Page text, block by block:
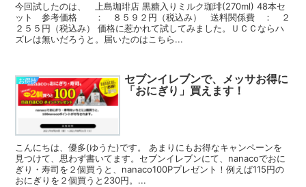
今回試したのは、 上島珈琲店 黒糖入りミルク珈琲(270ml) 48本セ
ット 参考価格 ： ８５９２円（税込み） 送料関係費 ： ２
２５５円（税込み） 価格に惹かれて試してみました。ＵＣＣならハ
ズレは無いだろうと。届いたのはこちら...
お得技
セブンイレブンで、メッサお得に
「おにぎり」買えます！
こんにちは、優多(ゆうた)です。 あまりにもお得なキャンペーンを
見つけて、思わず書いてます。セブンイレブンにて、nanacoでおに
ぎり・寿司を２個買うと、nanaco100Pプレゼント！例えば115円の
おにぎりを２個買うと230円。...